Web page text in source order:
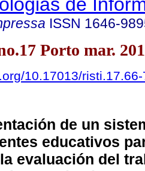
ISSN 1646-
Porto mar.
10.17013/
de un
educativos
evaluación del